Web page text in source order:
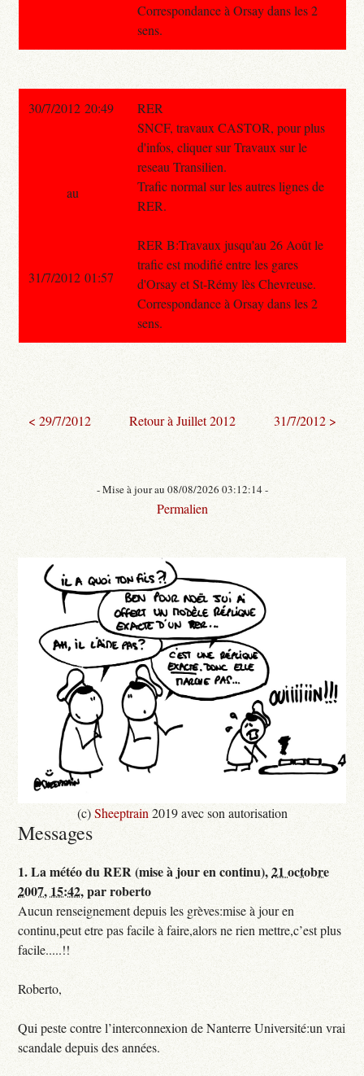
Correspondance à Orsay dans les 2
sens.
30/7/2012 20:49
RER
SNCF, travaux CASTOR, pour plus
d'infos, cliquer sur Travaux sur le
reseau Transilien.
Trafic normal sur les autres lignes de
RER.
RER B:Travaux jusqu'au 26 Août le
trafic est modifié entre les gares
d'Orsay et St-Rémy lès Chevreuse.
Correspondance à Orsay dans les 2
sens.
au
31/7/2012 01:57
< 29/7/2012 Retour à Juillet 2012 31/7/2012 >
- Mise à jour au 08/08/2026 03:12:14 -
Permalien
(c)Sheeptrain 2019 avec son autorisation
Messages
1.La météo du RER (mise à jour en continu),21 octobre
2007, 15:42,parroberto
Aucun renseignement depuis les grèves:mise à jour en
continu,peut etre pas facile à faire,alors ne rien mettre,c’est plus
facile.....!!
Roberto,
Qui peste contre l’interconnexion de Nanterre Université:un vrai
scandale depuis des années.